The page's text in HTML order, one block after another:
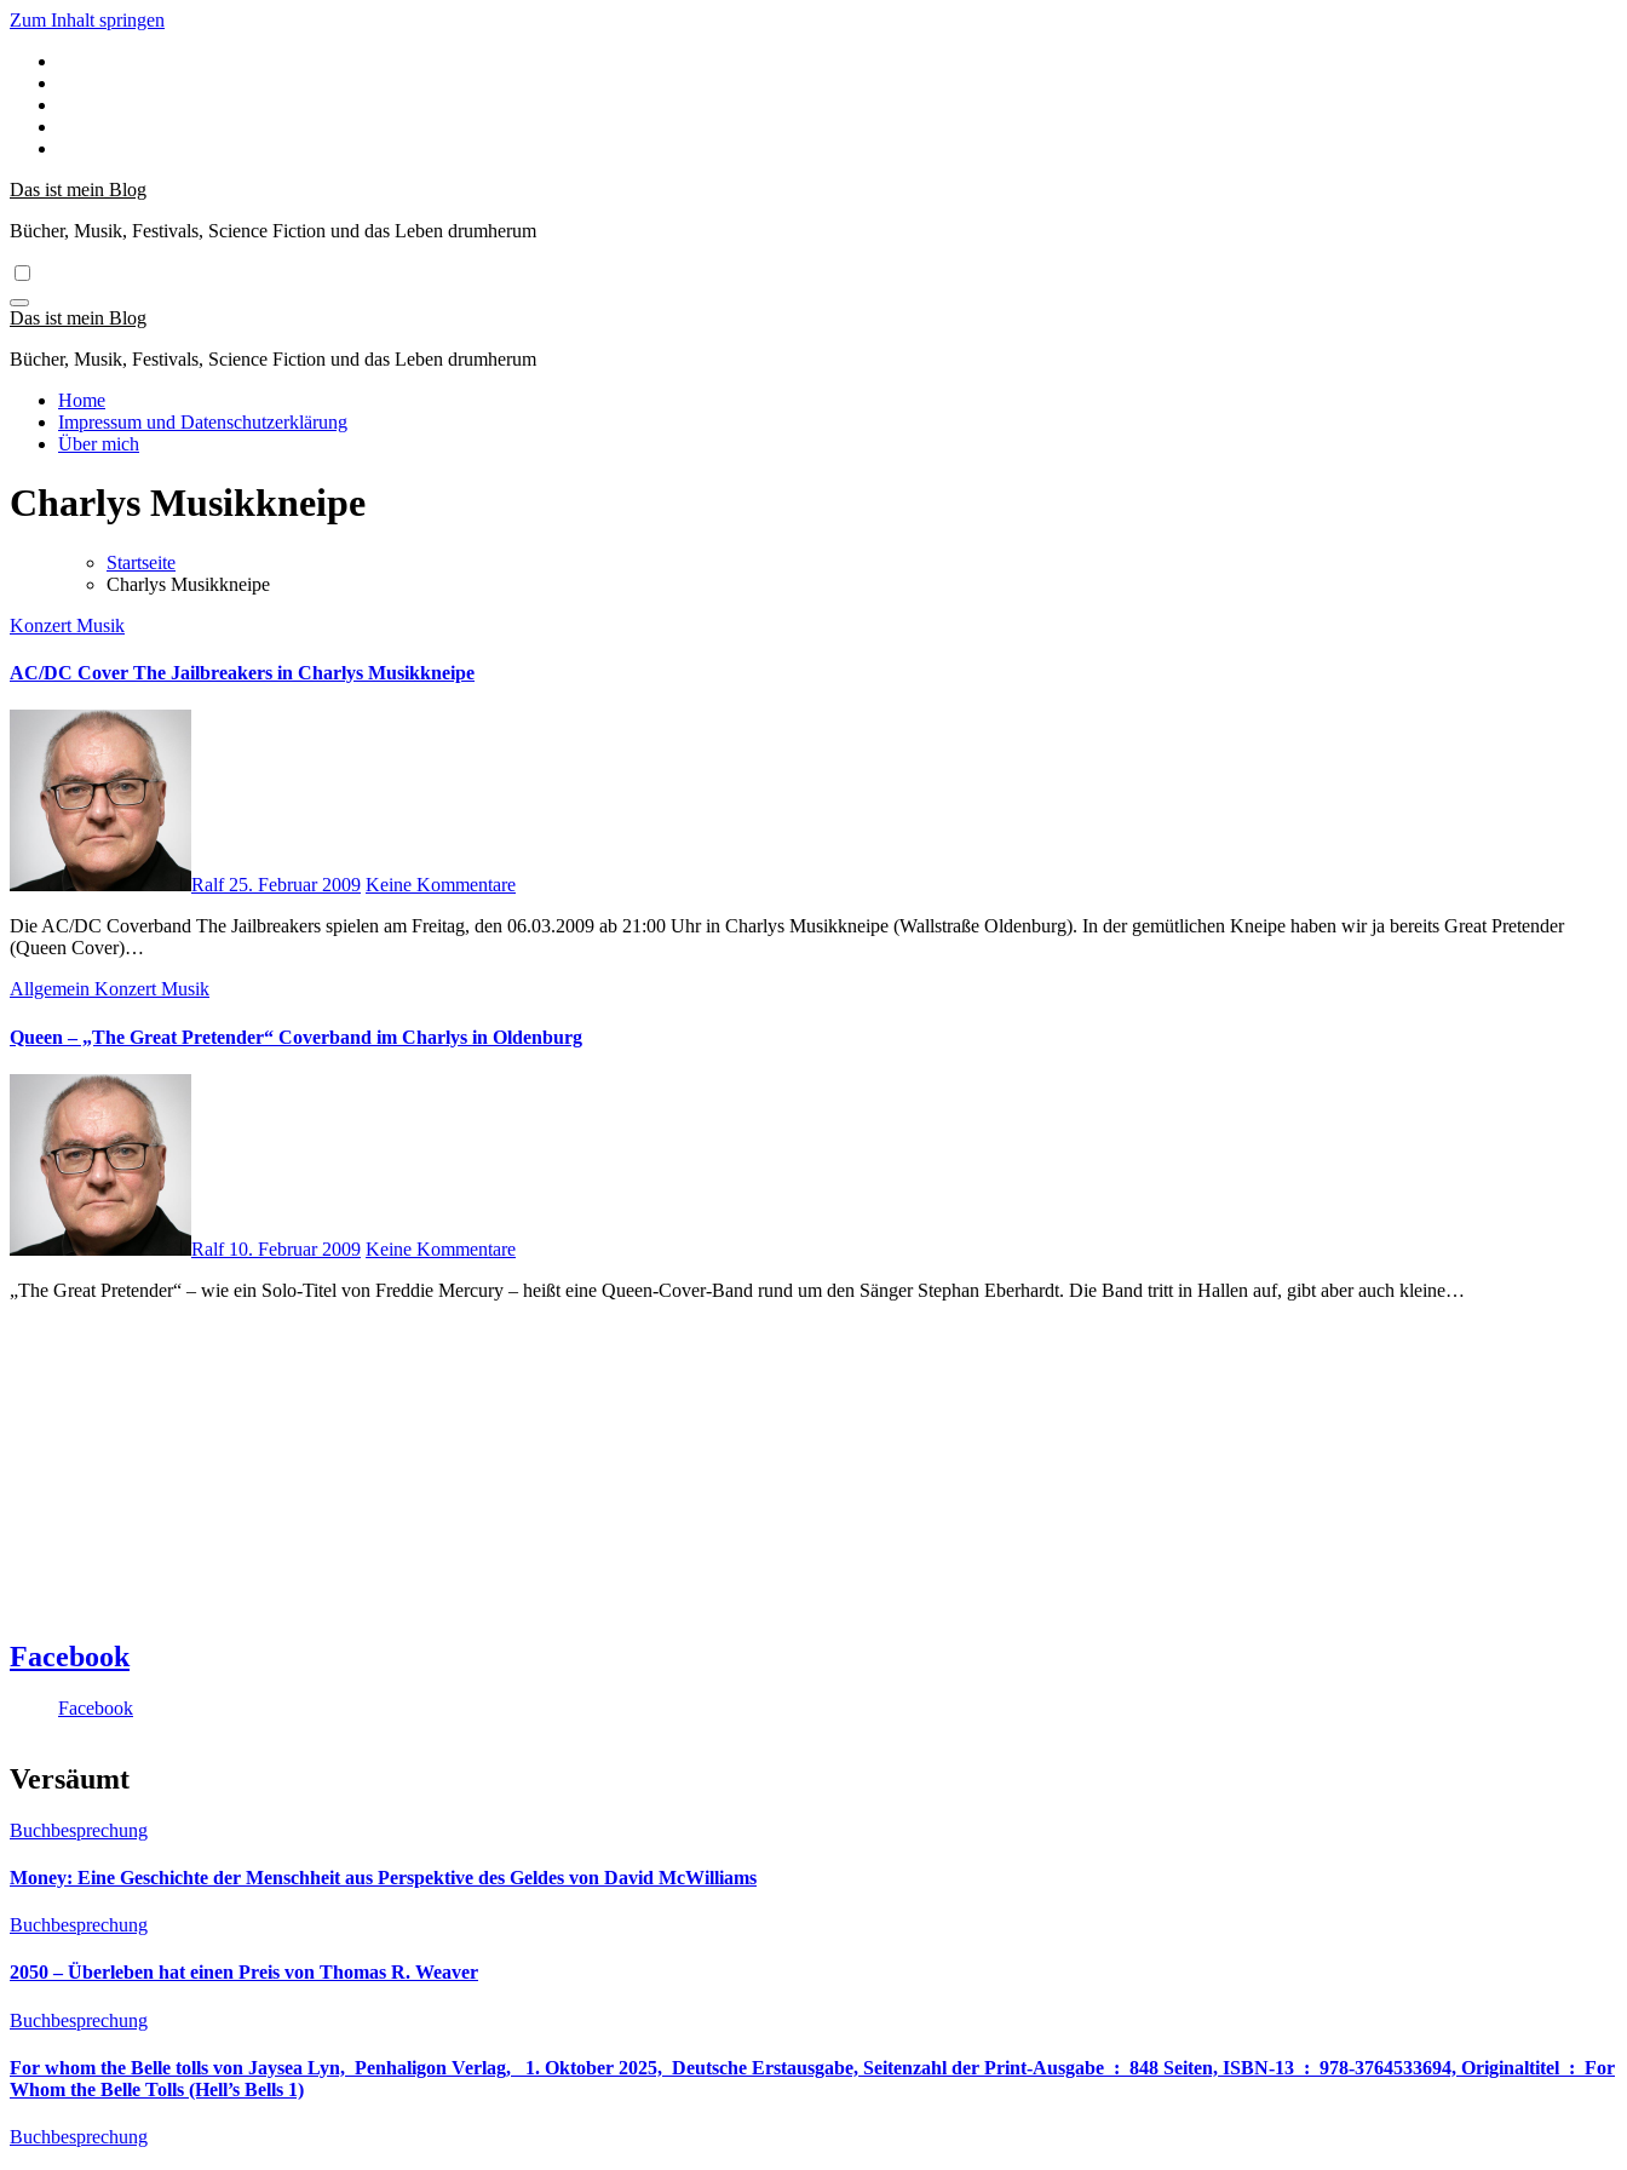
Zum Inhalt springen
Das ist mein Blog
Bücher, Musik, Festivals, Science Fiction und das Leben drumherum
Das ist mein Blog
Bücher, Musik, Festivals, Science Fiction und das Leben drumherum
Home
Impressum und Datenschutzerklärung
Über mich
Charlys Musikkneipe
Startseite
Charlys Musikkneipe
Konzert Musik
AC/DC Cover The Jailbreakers in Charlys Musikkneipe
Ralf25. Februar 2009 Keine Kommentare
Die AC/DC Coverband The Jailbreakers spielen am Freitag, den 06.03.2009 ab 21:00 Uhr in Charlys Musikkneipe (Wallstraße Oldenburg). In der gemütlichen Kneipe haben wir ja bereits Great Pretender
(Queen Cover)…
Allgemein KonzertMusik
Queen – „The Great Pretender“ Coverband im Charlys in Oldenburg
Ralf 10. Februar 2009 Keine Kommentare
„The Great Pretender“ – wie ein Solo-Titel von Freddie Mercury – heißt eine Queen-Cover-Band rund um den Sänger Stephan Eberhardt. Die Band tritt in Hallen auf, gibt aber auch kleine…
Facebook
Facebook
Versäumt
Buchbesprechung
Money: Eine Geschichte der Menschheit aus Perspektive des Geldes von David McWilliams
Buchbesprechung
2050 – Überleben hat einen Preis von Thomas R. Weaver
Buchbesprechung
For whom the Belle tolls von Jaysea Lyn, ‎ Penhaligon Verlag, ‎ 1. Oktober 2025, ‎ Deutsche Erstausgabe, Seitenzahl der Print-Ausgabe ‏ : ‎ 848 Seiten, ISBN-13 ‏ : ‎ 978-3764533694, Originaltitel ‏ : ‎ For
Whom the Belle Tolls (Hell’s Bells 1)
Buchbesprechung